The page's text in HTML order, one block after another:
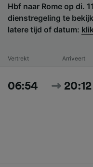
Hbf naar Rome op di.
dienstregeling te
latere tijd of datum:
Vertrekt Arriveert
06:54 20:12